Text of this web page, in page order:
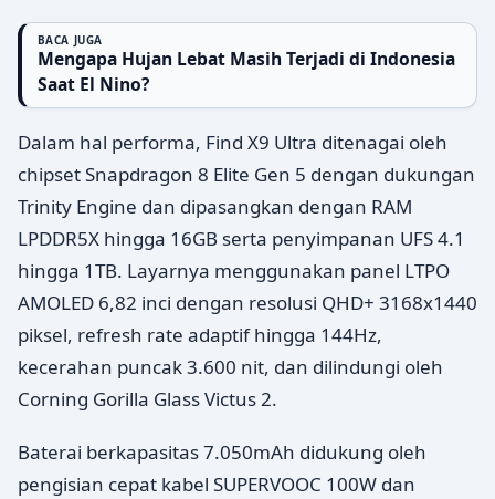
BACA JUGA
Mengapa Hujan Lebat Masih Terjadi di Indonesia
Saat El Nino?
Dalam hal performa, Find X9 Ultra ditenagai oleh
chipset Snapdragon 8 Elite Gen 5 dengan dukungan
Trinity Engine dan dipasangkan dengan RAM
LPDDR5X hingga 16GB serta penyimpanan UFS 4.1
hingga 1TB. Layarnya menggunakan panel LTPO
AMOLED 6,82 inci dengan resolusi QHD+ 3168x1440
piksel, refresh rate adaptif hingga 144Hz,
kecerahan puncak 3.600 nit, dan dilindungi oleh
Corning Gorilla Glass Victus 2.
Baterai berkapasitas 7.050mAh didukung oleh
pengisian cepat kabel SUPERVOOC 100W dan